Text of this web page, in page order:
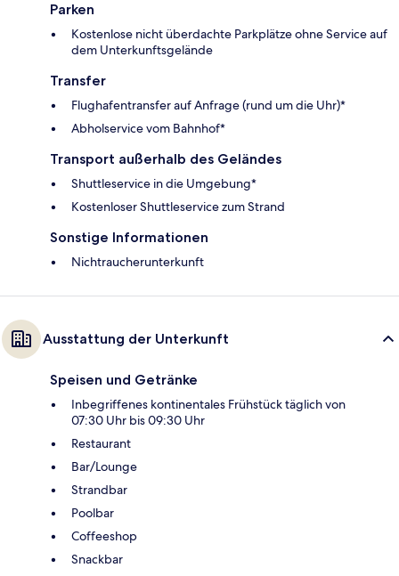
Parken
Kostenlose nicht überdachte Parkplätze ohne Service auf
dem Unterkunftsgelände
Transfer
Flughafentransfer auf Anfrage (rund um die Uhr)*
Abholservice vom Bahnhof*
Transport außerhalb des Geländes
Shuttleservice in die Umgebung*
Kostenloser Shuttleservice zum Strand
Sonstige Informationen
Nichtraucherunterkunft
Ausstattung der Unterkunft
Speisen und Getränke
Inbegriffenes kontinentales Frühstück täglich von
07:30 Uhr bis 09:30 Uhr
Restaurant
Bar/Lounge
Strandbar
Poolbar
Coffeeshop
Snackbar